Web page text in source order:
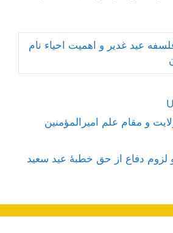
عید غدیر و اهمیت احیاء نام
و مقام علم امیرالمؤمنین
لزوم دفاع از حق خطبۀ عید سعید